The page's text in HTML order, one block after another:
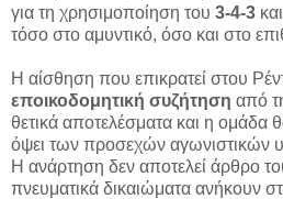
για τη χρησιμοποίηση του 3-4-3
τόσο στο αμυντικό, όσο και στο
Η αίσθηση που επικρατεί στου
εποικοδομητική συζήτηση από
θετικά αποτελέσματα και η ομάδα
όψει των προσεχών αγωνιστικών
Η ανάρτηση δεν αποτελεί άρθρο
πνευματικά δικαιώματα ανήκουν